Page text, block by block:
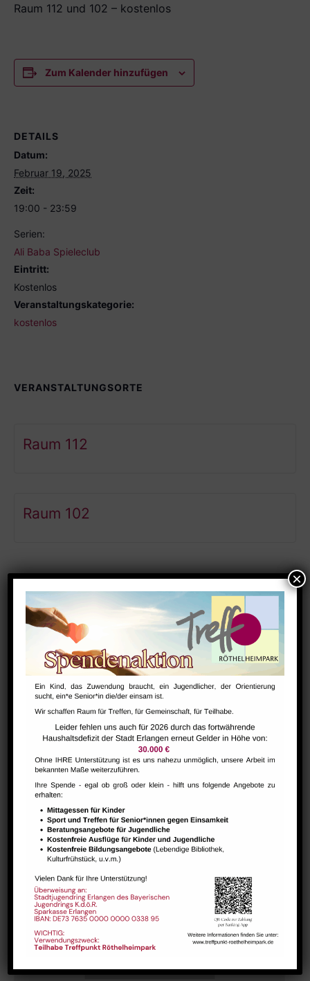
Raum 112 und 102 – kostenlos
Zum Kalender hinzufügen
DETAILS
Datum:
Februar 19, 2025
Zeit:
19:00 - 23:59
Serien:
Ali Baba Spieleclub
Eintritt:
Kostenlos
Veranstaltungskategorie:
kostenlos
VERANSTALTUNGSORTE
Raum 112
Raum 102
Ähnliche Veranstaltungen
Hausaufgabenbetreuung (nicht während der Ferien)
August 6 @ 13:30 - 15:00